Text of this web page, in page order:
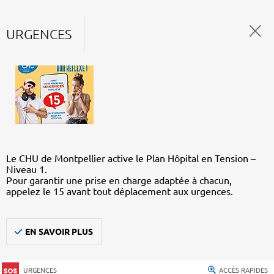
URGENCES
Le CHU de Montpellier active le Plan Hôpital en Tension –
Niveau 1.
Pour garantir une prise en charge adaptée à chacun,
appelez le 15 avant tout déplacement aux urgences.
EN SAVOIR PLUS
URGENCES ACCÈS RAPIDES